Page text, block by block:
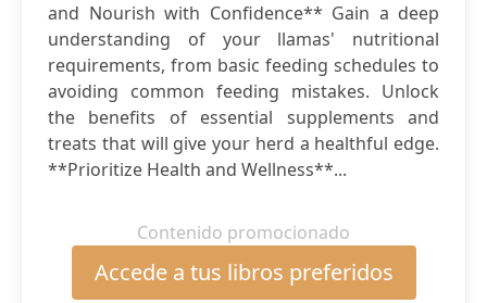
and Nourish with Confidence** Gain a deep
understanding of your llamas' nutritional
requirements, from basic feeding schedules to
avoiding common feeding mistakes. Unlock
the benefits of essential supplements and
treats that will give your herd a healthful edge.
**Prioritize Health and Wellness**...
Contenido promocionado
Accede a tus libros preferidos